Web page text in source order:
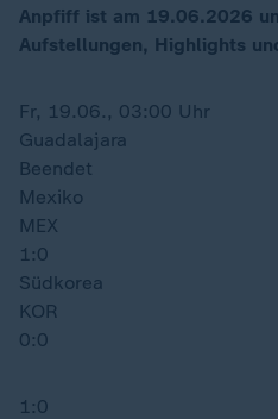
Anpfiff ist am 19.06.2026
Aufstellungen, Highlights
Fr, 19.06., 03:00 Uhr
Guadalajara
Beendet
Mexiko
MEX
1:0
Südkorea
KOR
0:0
1:0